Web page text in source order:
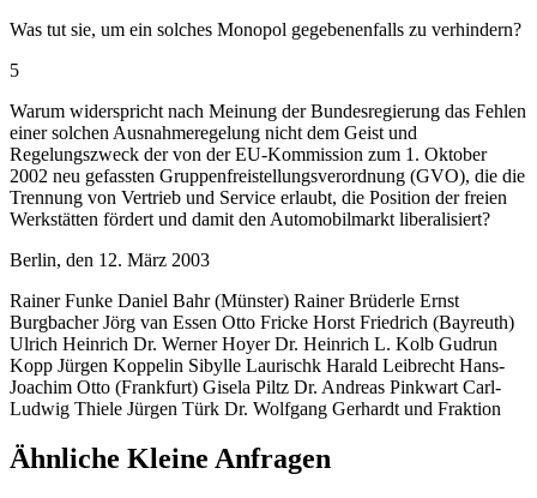
Was tut sie, um ein solches Monopol gegebenenfalls zu verhindern?
5
Warum widerspricht nach Meinung der Bundesregierung das Fehlen
einer solchen Ausnahmeregelung nicht dem Geist und
Regelungszweck der von der EU-Kommission zum 1. Oktober
2002 neu gefassten Gruppenfreistellungsverordnung (GVO), die die
Trennung von Vertrieb und Service erlaubt, die Position der freien
Werkstätten fördert und damit den Automobilmarkt liberalisiert?
Berlin, den 12. März 2003
Rainer Funke Daniel Bahr (Münster) Rainer Brüderle Ernst
Burgbacher Jörg van Essen Otto Fricke Horst Friedrich (Bayreuth)
Ulrich Heinrich Dr. Werner Hoyer Dr. Heinrich L. Kolb Gudrun
Kopp Jürgen Koppelin Sibylle Laurischk Harald Leibrecht Hans-
Joachim Otto (Frankfurt) Gisela Piltz Dr. Andreas Pinkwart Carl-
Ludwig Thiele Jürgen Türk Dr. Wolfgang Gerhardt und Fraktion
Ähnliche Kleine Anfragen